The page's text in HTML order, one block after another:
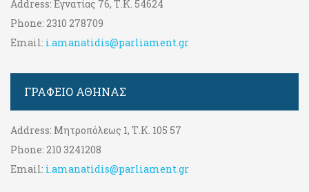
Address: Εγνατίας 76, Τ.Κ. 54624
Phone: 2310 278709
Email: i.amanatidis@parliament.gr
ΓΡΑΦΕΊΟ ΑΘΉΝΑΣ
Address: Μητροπόλεως 1, Τ.Κ. 105 57
Phone: 210 3241208
Email: i.amanatidis@parliament.gr